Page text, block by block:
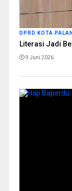
DPRD KOTA
Literasi Jadi
9 Juni 2026